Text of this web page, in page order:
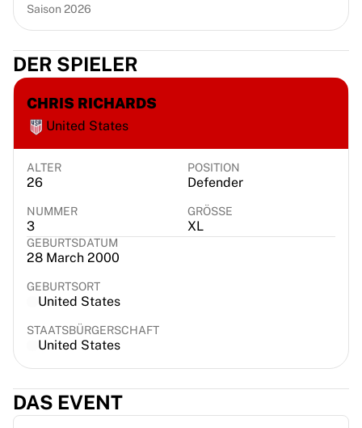
Fenerbahçe Basketball
Slovenia
Virtus Bologna
Guerri Napoli
Other Sports
Cycling
Team Visma | Lease a bike
Soudal Quick Step
Netcompany INEOS
EF Education
Team Jayco AlUla
View all Cycling
Rugby
France Rugby
Gloucester Rugby
Bath Rugby
ASM Clermont Auvergne
Harlequins
View all Rugby
England Cricket
Delhi Capitals
Saison 2026
DER SPIELER
CHRIS RICHARDS
United States
ALTER
26
POSITION
Defender
NUMMER
3
GRÖSSE
XL
GEBURTSDATUM
28 March 2000
GEBURTSORT
United States
STAATSBÜRGERSCHAFT
United States
DAS EVENT